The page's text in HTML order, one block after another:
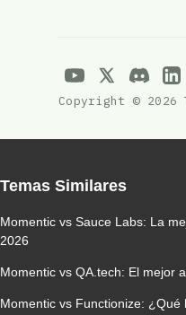
Copyright © 2026
Temas Similares
Momentic vs Sauce Labs: La
2026
Momentic vs QA.tech: El mejor
Momentic vs Functionize: